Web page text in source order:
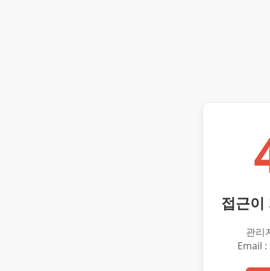
접근이
관리
Email